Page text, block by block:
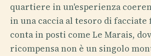
quartiere in un'esperienza
in una caccia al tesoro di facciate
conta in posti come Le Marais,
ricompensa non è un singolo